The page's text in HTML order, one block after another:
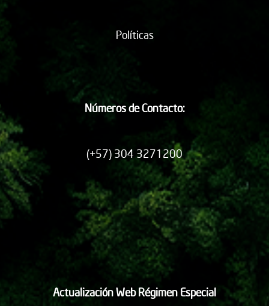
Políticas
Números de Contacto:
(+57) 304 3271200
Actualización Web Régimen Especial